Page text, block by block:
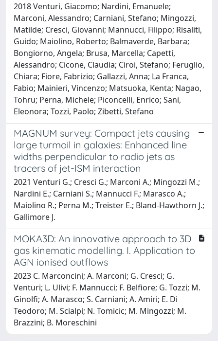
2018 Venturi, Giacomo; Nardini, Emanuele;
Marconi, Alessandro; Carniani, Stefano; Mingozzi,
Matilde; Cresci, Giovanni; Mannucci, Filippo; Risaliti,
Guido; Maiolino, Roberto; Balmaverde, Barbara;
Bongiorno, Angela; Brusa, Marcella; Capetti,
Alessandro; Cicone, Claudia; Ciroi, Stefano; Feruglio,
Chiara; Fiore, Fabrizio; Gallazzi, Anna; La Franca,
Fabio; Mainieri, Vincenzo; Matsuoka, Kenta; Nagao,
Tohru; Perna, Michele; Piconcelli, Enrico; Sani,
Eleonora; Tozzi, Paolo; Zibetti, Stefano
MAGNUM survey: Compact jets causing
large turmoil in galaxies: Enhanced line
widths perpendicular to radio jets as
tracers of jet-ISM interaction
2021 Venturi G.; Cresci G.; Marconi A.; Mingozzi M.;
Nardini E.; Carniani S.; Mannucci F.; Marasco A.;
Maiolino R.; Perna M.; Treister E.; Bland-Hawthorn J.;
Gallimore J.
MOKA3D: An innovative approach to 3D
gas kinematic modelling. I. Application to
AGN ionised outflows
2023 C. Marconcini; A. Marconi; G. Cresci; G.
Venturi; L. Ulivi; F. Mannucci; F. Belfiore; G. Tozzi; M.
Ginolfi; A. Marasco; S. Carniani; A. Amiri; E. Di
Teodoro; M. Scialpi; N. Tomicic; M. Mingozzi; M.
Brazzini; B. Moreschini